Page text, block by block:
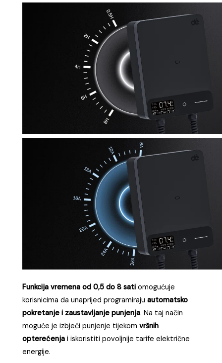
Funkcija vremena od 0,5 do 8 sati omogućuje
korisnicima da unaprijed programirajuautomatsko
pokretanje i zaustavljanje punjenja. Na taj način
moguće je izbjeći punjenje tijekomvršnih
opterećenja i iskoristiti povoljnije tarife električne
energije.